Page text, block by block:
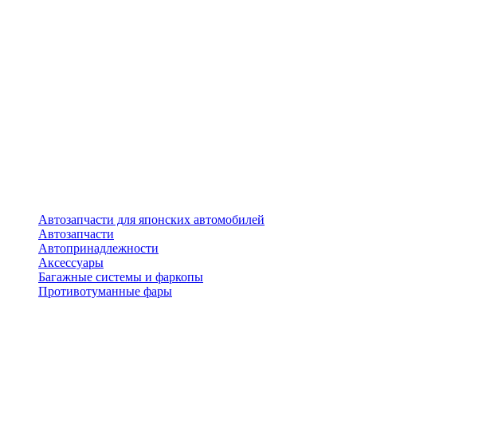
Автозапчасти для японских автомобилей
Автозапчасти
Автопринадлежности
Аксессуары
Багажные системы и фаркопы
Противотуманные фары